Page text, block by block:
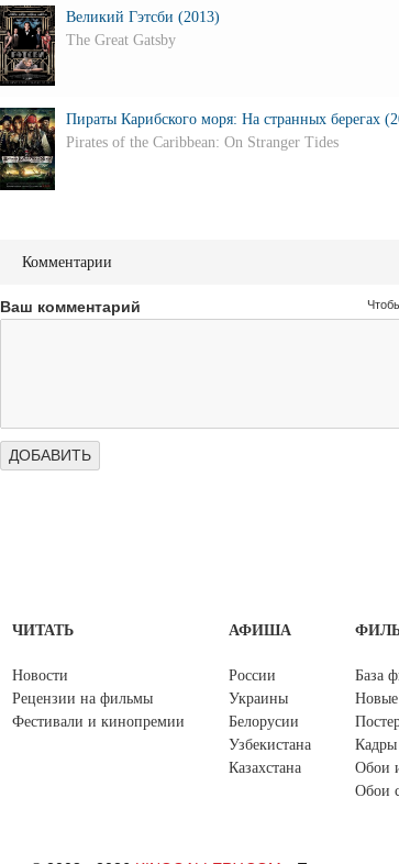
Великий Гэтсби (2013)
The Great Gatsby
Пираты Карибского моря: На странных берегах
Pirates of the Caribbean: On Stranger Tides
Комментарии
Ваш комментарий
ЧИТАТЬ
Новости
Рецензии на фильмы
Фестивали и кинопремии
АФИША
России
Украины
Белорусии
Узбекистана
Казахстана
База
Новые
Обои
Обои